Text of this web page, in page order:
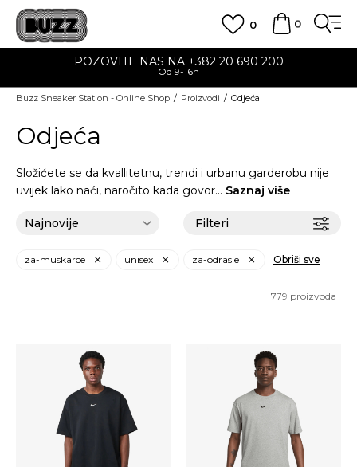
0
0
POZOVITE NAS NA +382 20 690 200
Od 9-16h
Buzz Sneaker Station - Online Shop Proizvodi Odjeća
Odjeća
Složićete se da kvallitetnu, trendi i urbanu garderobu nije
uvijek lako naći, naročito kada govor... Saznaj više
Filteri
za-muskarce unisex za-odrasle Obriši sve
779 proizvoda